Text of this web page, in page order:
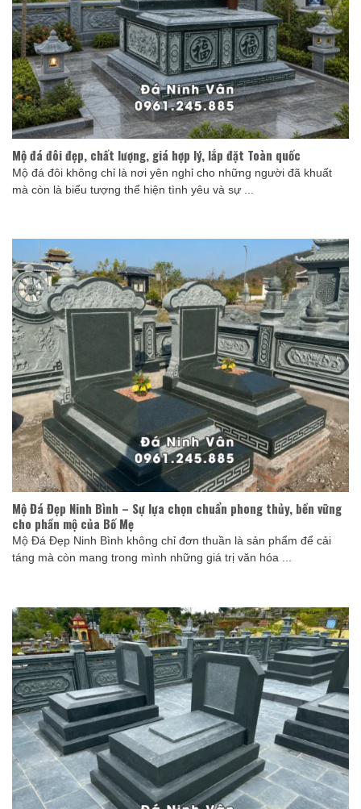
Mộ đá đôi đẹp, chất lượng, giá hợp lý, lắp đặt Toàn quốc
Mộ đá đôi không chỉ là nơi yên nghỉ cho những người đã khuất
mà còn là biểu tượng thể hiện tình yêu và sự ...
Mộ Đá Đẹp Ninh Bình – Sự lựa chọn chuẩn phong thủy, bền vững
cho phần mộ của Bố Mẹ
Mộ Đá Đẹp Ninh Bình không chỉ đơn thuần là sản phẩm để cải
táng mà còn mang trong mình những giá trị văn hóa ...